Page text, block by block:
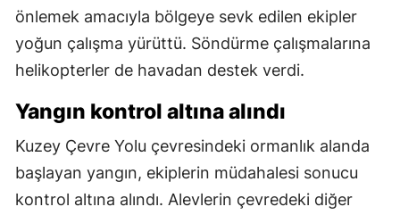
önlemek amacıyla bölgeye sevk edilen ekipler
yoğun çalışma yürüttü. Söndürme çalışmalarına
helikopterler de havadan destek verdi.
Yangın kontrol altına alındı
Kuzey Çevre Yolu çevresindeki ormanlık alanda
başlayan yangın, ekiplerin müdahalesi sonucu
kontrol altına alındı. Alevlerin çevredeki diğer